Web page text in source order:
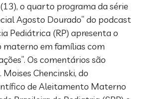
o quarto programa da série
Agosto Dourado” do podcast
Pediátrica (RP) apresenta o
em famílias com
Os comentários são
Chencinski, do
de Aleitamento Materno